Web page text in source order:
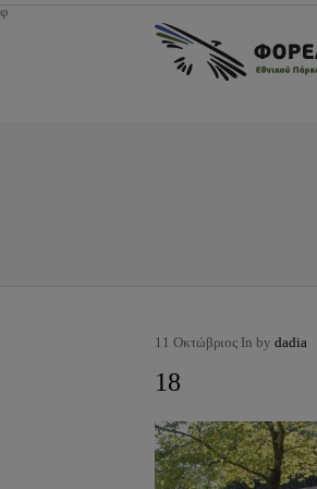
φ
11 Οκτώβριος In by dadia
18